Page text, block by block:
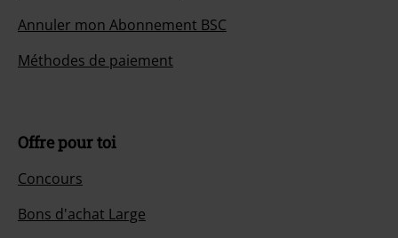
Annuler mon Abonnement BSC
Méthodes de paiement
Offre pour toi
Concours
Bons d'achat Large